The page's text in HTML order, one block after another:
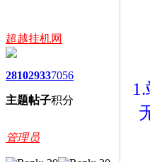
超越挂机网
2810
主题
2933
帖子
7056
积分
管理员